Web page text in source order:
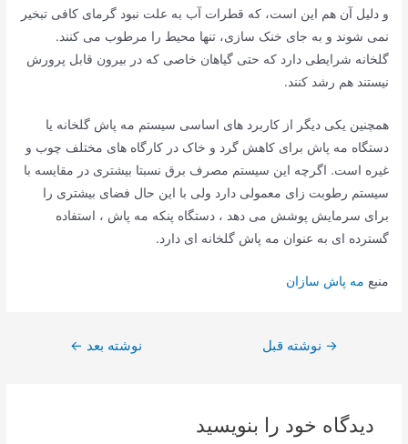
و دلیل آن هم این است، که قطرات آب به علت نبود گرمای کافی تبخیر
نمی شوند و به جای خنک سازی، تنها محیط را مرطوب می کنند.
گلخانه شرایطی دارد که حتی گیاهان خاصی که در بیرون قابل پرورش
نیستند هم رشد کنند.
همچنین یکی دیگر از کاربرد های اساسی سیستم مه پاش گلخانه یا
دستگاه مه پاش برای کاهش گرد و خاک در کارگاه های مختلف چوب و
غیره است. اگرچه این سیستم مصرف برق نسبتا بیشتری در مقایسه با
سیستم رطوبت زای معمولی دارد ولی با این حال فضای بیشتری را
برای سرمایش پوشش می دهد ، دستگاه پنکه مه پاش ، استفاده
گسترده ای به عنوان مه پاش گلخانه ای دارد.
منبع مه پاش سازان
راهبری→ نوشته قبل نوشته بعد ←
دیدگاه‌ خود را بنویسید